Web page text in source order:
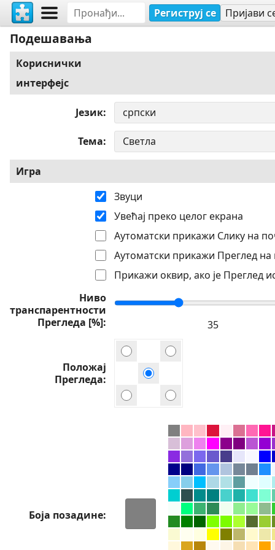
Региструј се Пријави
Подешавања
Кориснички
интерфејс
Језик
Тема
Игра
Звуци
Увећај преко целог екрана
Аутоматски прикажи Слику на
Аутоматски прикажи Преглед на
Прикажи оквир, ако је Преглед
Ниво
транспарентности
Прегледа [%]
Положај
Прегледа
Боја позадине